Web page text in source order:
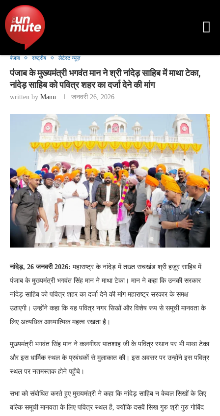
पंजाब राष्ट्रीय लेटेस्ट न्यूज़
पंजाब के मुख्यमंत्री भगवंत मान ने श्री नांदेड़ साहिब में माथा टेका,
नांदेड़ साहिब को पवित्र शहर का दर्जा देने की मांग
written by Manu जनवरी 26, 2026
नांदेड़, 26 जनवरी 2026: महाराष्ट्र के नांदेड़ में तख़्त सचखंड श्री हज़ूर साहिब में
पंजाब के मुख्यमंत्री भगवंत सिंह मान ने माथा टेका। मान ने कहा कि उनकी सरकार
नांदेड़ साहिब को पवित्र शहर का दर्जा देने की मांग महाराष्ट्र सरकार के समक्ष
उठाएगी। उन्होंने कहा कि यह पवित्र नगर सिखों और विशेष रूप से समूची मानवता के
लिए अत्यधिक आध्यात्मिक महत्व रखता है।
मुख्यमंत्री भगवंत सिंह मान ने कलगीधर पातशाह जी के पवित्र स्थान पर भी माथा टेका
और इस धार्मिक स्थल के प्रबंधकों से मुलाकात की। इस अवसर पर उन्होंने इस पवित्र
स्थल पर नतमस्तक होने पहुँचे।
सभा को संबोधित करते हुए मुख्यमंत्री ने कहा कि नांदेड़ साहिब न केवल सिखों के लिए
बल्कि समूची मानवता के लिए पवित्र स्थल है, क्योंकि दसवें सिख गुरु श्री गुरु गोबिंद